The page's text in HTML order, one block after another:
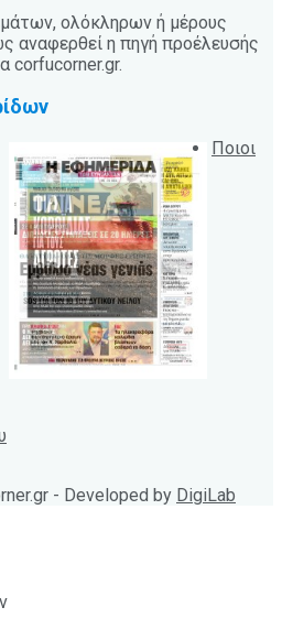
ολόκληρων ή μέρους
αναφερθεί η πηγή προέλευσής
corfucorner.gr.
Ποιοι
- Developed by DigiLab